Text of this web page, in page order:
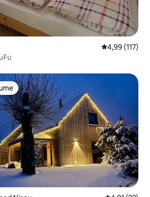
Средна
4,99 (117)